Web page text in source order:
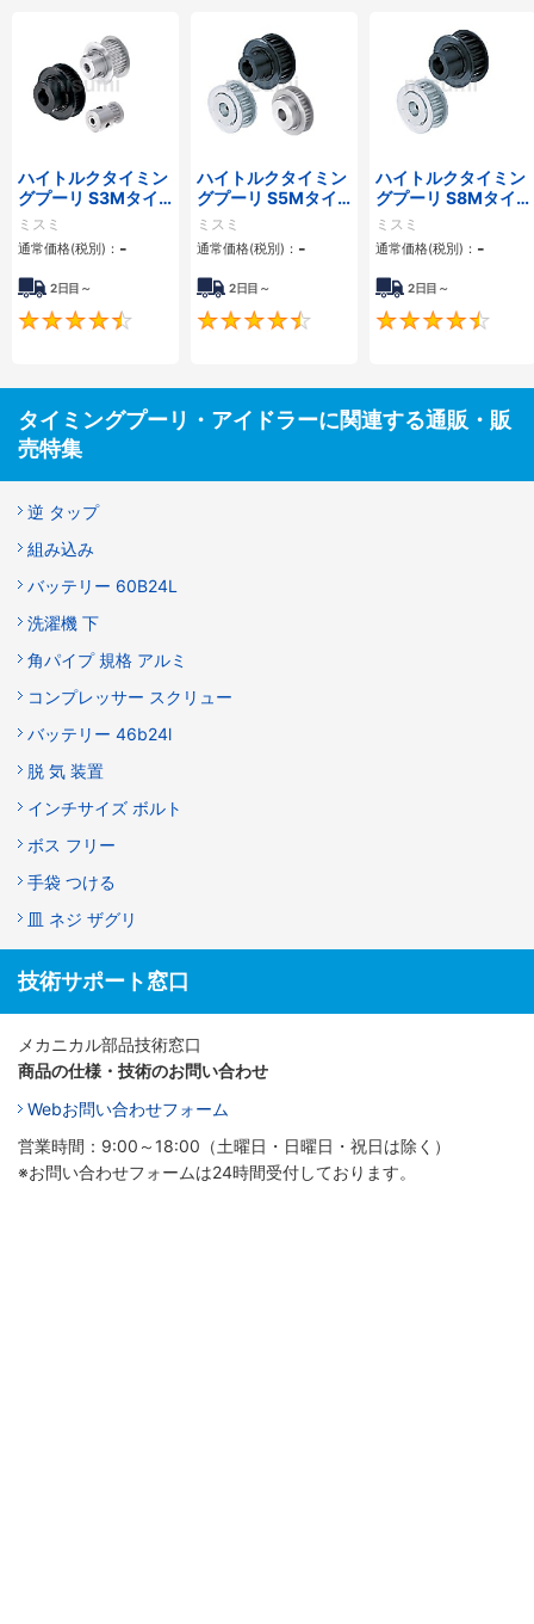
ハイトルクタイミン
グプーリ S3Mタイ
プ
ミスミ
通常価格(税別)： -
2日目～
4.5
ハイトルクタイミン
グプーリ S5Mタイ
プ
ミスミ
通常価格(税別)： -
2日目～
4.5
ハイトルクタイミン
グプーリ S8Mタイ
プ
ミスミ
通常価格(税別)： -
2日目～
タイミングプーリ・アイドラーに関連する通販・販
売特集
逆 タップ
組み込み
バッテリー 60B24L
洗濯機 下
角パイプ 規格 アルミ
コンプレッサー スクリュー
バッテリー 46b24l
脱 気 装置
インチサイズ ボルト
ボス フリー
手袋 つける
皿 ネジ ザグリ
技術サポート窓口
メカニカル部品技術窓口
商品の仕様・技術のお問い合わせ
Webお問い合わせフォーム
営業時間：9:00～18:00（土曜日・日曜日・祝日は除く）
※お問い合わせフォームは24時間受付しております。